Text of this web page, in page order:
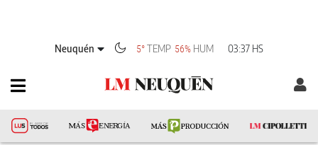
Neuquén 5°TEMP 56% HUM 03:37 HS